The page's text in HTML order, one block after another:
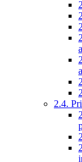
2.4.